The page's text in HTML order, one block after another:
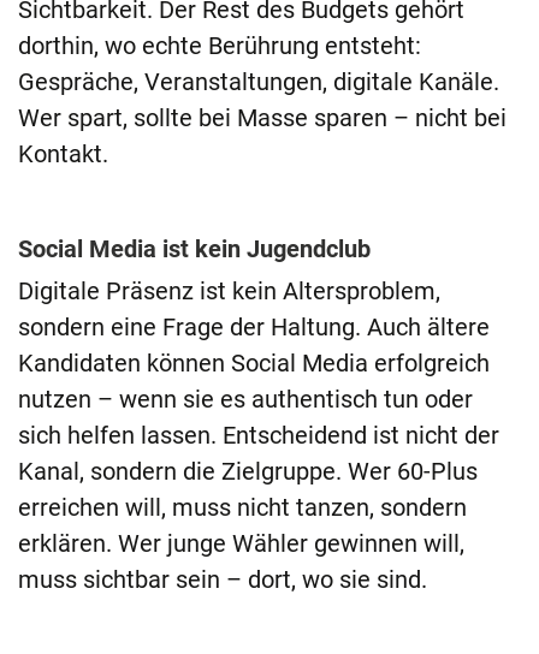
Sichtbarkeit. Der Rest des Budgets gehört
dorthin, wo echte Berührung entsteht:
Gespräche, Veranstaltungen, digitale Kanäle.
Wer spart, sollte bei Masse sparen – nicht bei
Kontakt.
Social Media ist kein Jugendclub
Digitale Präsenz ist kein Altersproblem,
sondern eine Frage der Haltung. Auch ältere
Kandidaten können Social Media erfolgreich
nutzen – wenn sie es authentisch tun oder
sich helfen lassen. Entscheidend ist nicht der
Kanal, sondern die Zielgruppe. Wer 60-Plus
erreichen will, muss nicht tanzen, sondern
erklären. Wer junge Wähler gewinnen will,
muss sichtbar sein – dort, wo sie sind.